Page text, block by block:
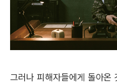
그러나 피해자들에게 돌아온